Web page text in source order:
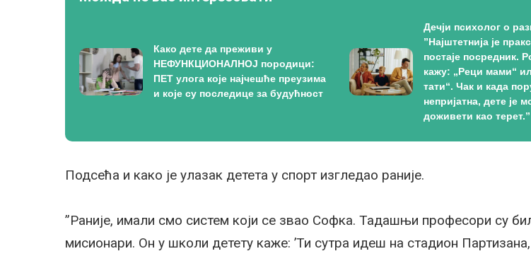
Како дете да преживи у
НЕФУНКЦИОНАЛНОЈ породици:
ПЕТ улога које најчешће преузима
и које су последице за будућност
Дечји психолог о
”Најштетнија је
постаје посредник.
кажу: „Реци мами“
тати“. Чак и када
непријатна, дете је
доживети као терет.”
Подсећа и како је улазак детета у спорт изгледао раније.
”Раније, имали смо систем који се звао Софка. Тадашњи професори су
мисионари. Он у школи детету каже: ’Ти сутра идеш на стадион